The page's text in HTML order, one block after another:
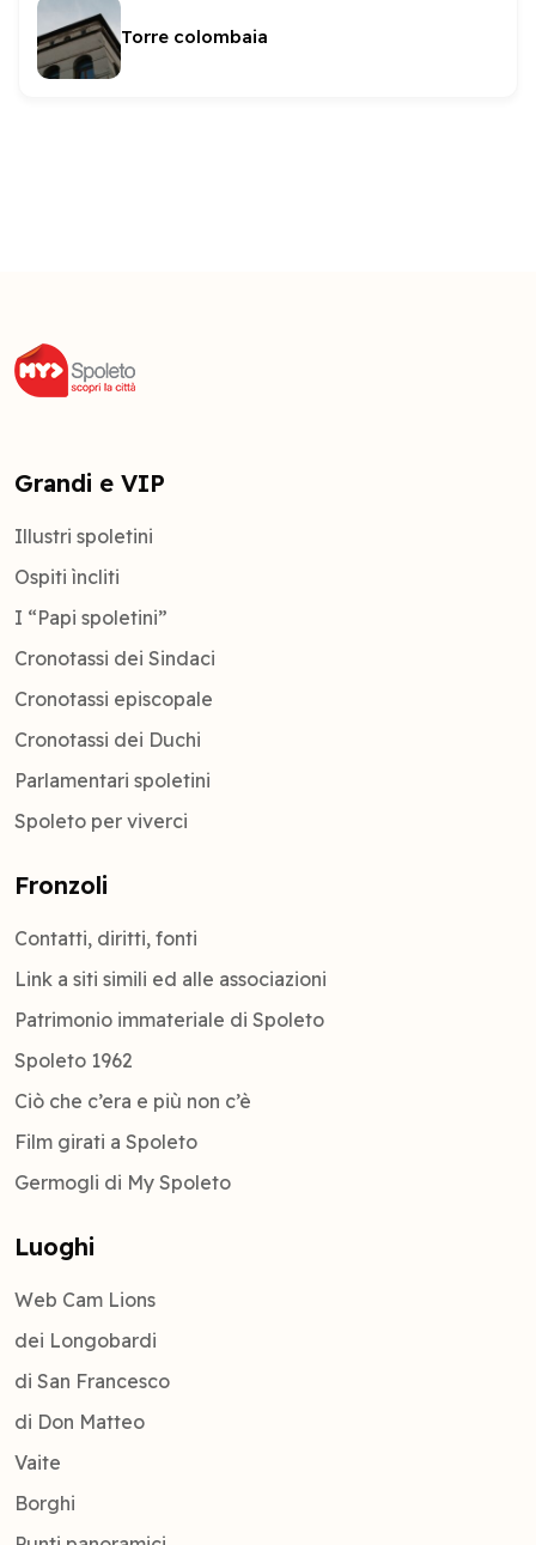
Torre colombaia
Grandi e VIP
Illustri spoletini
Ospiti ìncliti
I “Papi spoletini”
Cronotassi dei Sindaci
Cronotassi episcopale
Cronotassi dei Duchi
Parlamentari spoletini
Spoleto per viverci
Fronzoli
Contatti, diritti, fonti
Link a siti simili ed alle associazioni
Patrimonio immateriale di Spoleto
Spoleto 1962
Ciò che c’era e più non c’è
Film girati a Spoleto
Germogli di My Spoleto
Luoghi
Web Cam Lions
dei Longobardi
di San Francesco
di Don Matteo
Vaite
Borghi